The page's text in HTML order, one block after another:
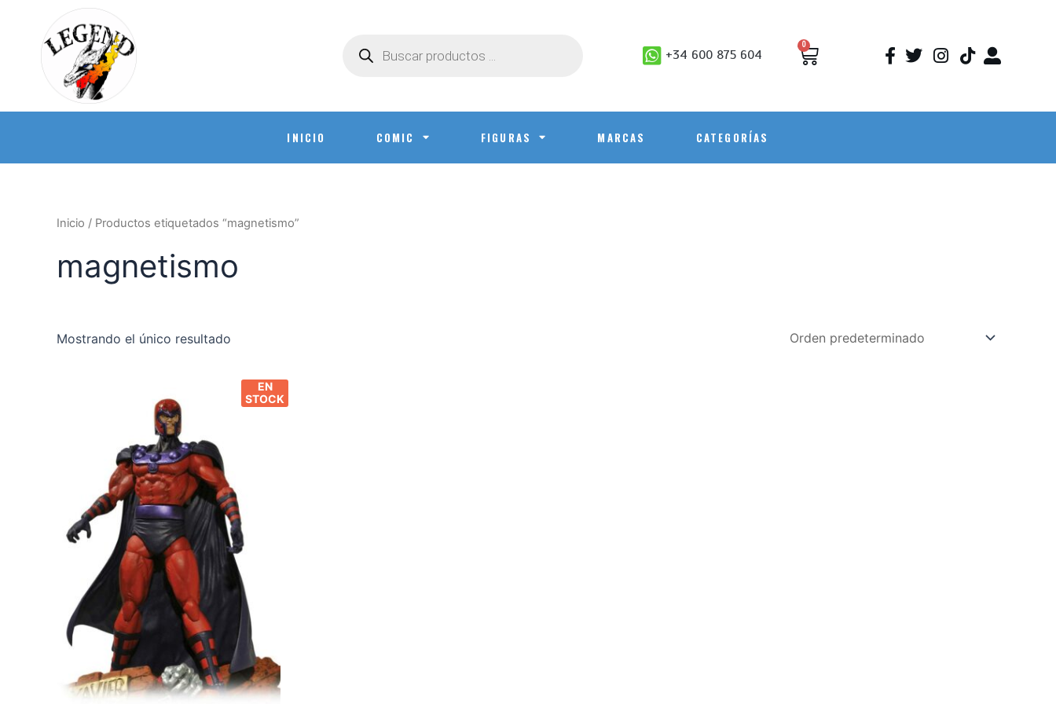
+34 600 875 604
0
INICIO COMIC FIGURAS MARCAS CATEGORÍAS
Inicio / Productos etiquetados “magnetismo”
magnetismo
Mostrando el único resultado
EN
STOCK